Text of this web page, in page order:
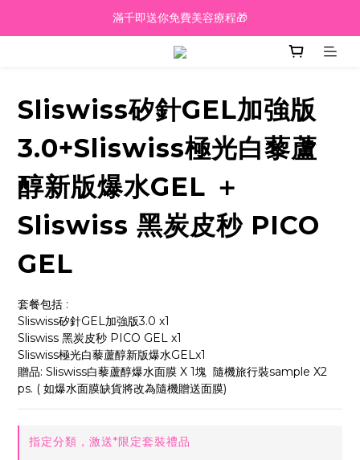
越買越抵‼️滿$2000額外九五折‼️
越買越抵‼️滿$2000額外九五折‼️
☀️【Summer Sales 盛夏狂歡】滿 $700 即減 $40！🔥
越買越抵‼️滿$2000額外九五折‼️
Sliswiss矽針GEL加強版
3.0+Sliswiss極光白藜蘆
醇新版爆水GEL ＋
Sliswiss 黑炭皮秒 PICO
GEL
套餐包括 :
Sliswiss矽針GEL加強版3.0 x1
Sliswiss 黑炭皮秒 PICO GEL x1
Sliswiss極光白藜蘆醇新版爆水GELx1
贈品: Sliswiss白藜蘆醇爆水面膜 X 1塊  隨機旅行裝sample X2
ps. ( 如爆水面膜缺貨將改為隨機贈送面膜)
指定分類，激送*限定套裝禮品